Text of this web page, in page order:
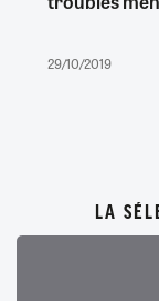
29/10/2019
LA